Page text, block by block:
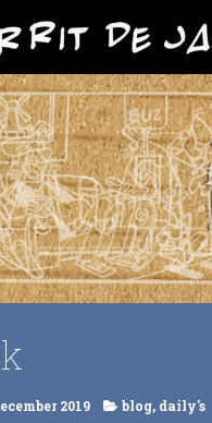
2019 blog, daily's